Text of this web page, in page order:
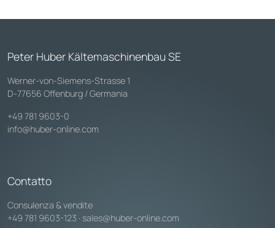
Peter Huber Kältemaschinenbau SE
Werner-von-Siemens-Strasse 1
D-77656 Offenburg / Germania
+49 781 9603-0
info@huber-online.com
Contatto
Consulenza & vendite
+49 781 9603-123 · sales@huber-online.com